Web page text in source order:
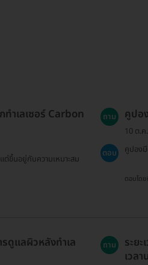
ำเลเซอร์ Carbon
ต่ขึ้นอยู่กับความเหมาะสม
ถาม คูปอ
10 ต.
ตอบ
คูปอง
ตอบโด
รดูแลผิวหลังทำเล
ถาม
ระย
เวล